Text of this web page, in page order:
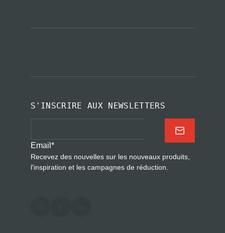
S'INSCRIRE AUX NEWSLETTERS
Email *
Recevez des nouvelles sur les nouveaux produits,
l'inspiration et les campagnes de réduction.